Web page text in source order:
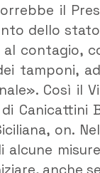
il
dello
al contagio,
tamponi,
Così il
Canicattini
on.